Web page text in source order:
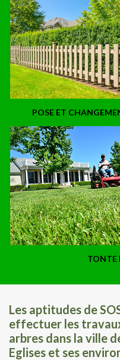
POSE ET
TONTE
Les aptitudes de
effectuer les
arbres dans la ville
Eglises et ses